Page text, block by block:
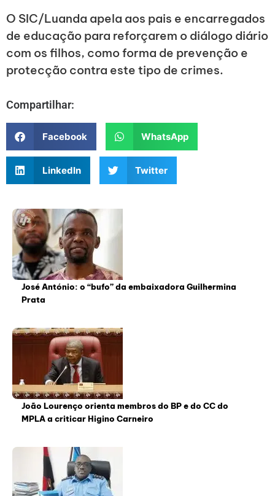
O SIC/Luanda apela aos pais e encarregados
de educação para reforçarem o diálogo diário
com os filhos, como forma de prevenção e
protecção contra este tipo de crimes.
Compartilhar:
Facebook WhatsApp
LinkedIn Twitter
José António: o “bufo” da embaixadora Guilhermina
Prata
João Lourenço orienta membros do BP e do CC do
MPLA a criticar Higino Carneiro